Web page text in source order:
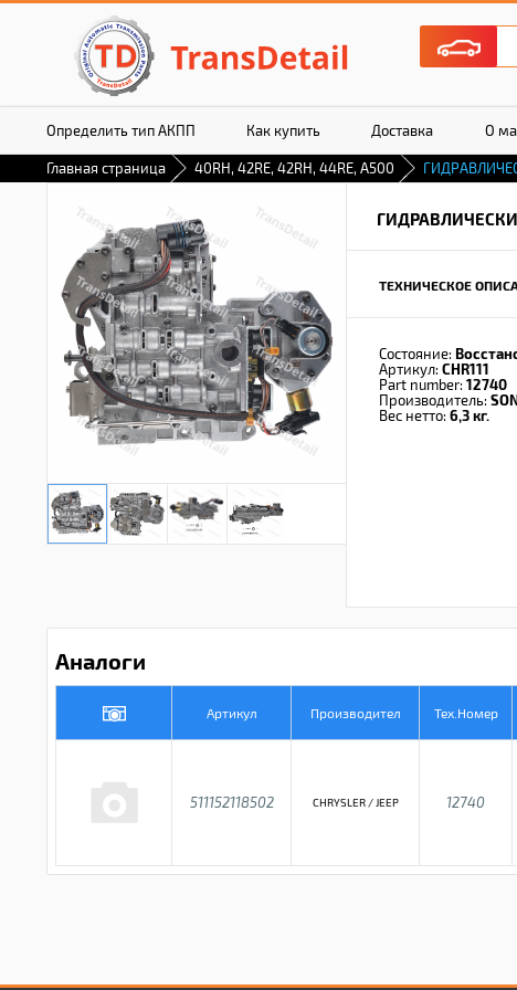
Определить тип АКПП Как купить Доставка О
Главная страница 40RH, 42RE, 42RH, 44RE, A500
ТЕХНИЧЕСКОЕ
Состояние:
Артикул: CHR111
Part number: 12740
Производитель:
Вес нетто: 6,3 кг.
Аналоги
Артикул Производител Тех.Номер
511152118502 CHRYSLER / JEEP 12740